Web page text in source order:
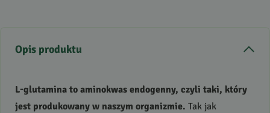
Opis produktu
L-glutamina to aminokwas endogenny, czyli taki, który
jest produkowany w naszym organizmie. Tak jak